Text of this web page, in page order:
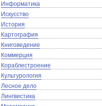
Информатика
Искусство
История
Картография
Книговедение
Коммерция
Кораблестроение
Культурология
Лесное дело
Лингвистика